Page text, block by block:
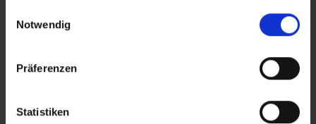
Notwendig
Präferenzen
Statistiken